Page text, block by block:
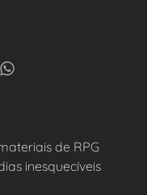
de RPG
inesquecíveis